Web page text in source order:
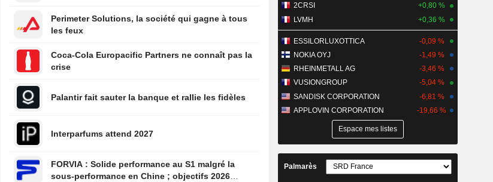
trimestre
Flash résultats (MRVI) :
Holdings, Inc. publie un
chiffre d'affaires de 51,4
contre un consensus
Perimeter Solutions, la société qui gagne à tous
les feux
Coca-Cola Europacific Partners ne connaît pas la
crise
Palantir fait sauter la banque et rallie les fidèles
Interparfums attend 2027
FORVIA : Solide performance au S1 malgré la
sous-performance en Chine ; objectifs 2026
2CRSI
+0,80 %
LVMH
+0,36 %
ESSILORLUXOTTICA
-0,09 %
NOKIA OYJ
-1,49 %
RHEINMETALL AG
-3,46 %
VUSIONGROUP
-5,04 %
SANDISK CORPORATION
-6,81 %
APPLOVIN CORPORATION
-19,66 %
Espace mes listes
Palmarès